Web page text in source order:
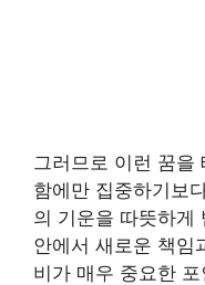
그러므로 이런 꿈을
함에만 집중하기보
의 기운을 따뜻하게
안에서 새로운 책임
비가 매우 중요한